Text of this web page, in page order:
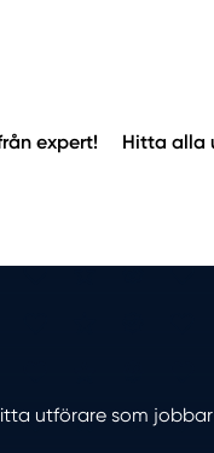
expert! Hitta alla
utförare som